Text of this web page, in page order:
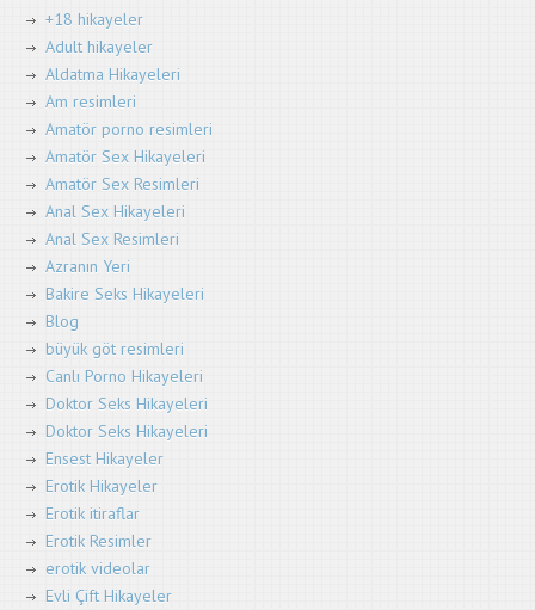
+18 hikayeler
Adult hikayeler
Aldatma Hikayeleri
Am resimleri
Amatör porno resimleri
Amatör Sex Hikayeleri
Amatör Sex Resimleri
Anal Sex Hikayeleri
Anal Sex Resimleri
Azranın Yeri
Bakire Seks Hikayeleri
Blog
büyük göt resimleri
Canlı Porno Hikayeleri
Doktor Seks Hikayeleri
Doktor Seks Hikayeleri
Ensest Hikayeler
Erotik Hikayeler
Erotik itiraflar
Erotik Resimler
erotik videolar
Evli Çift Hikayeler